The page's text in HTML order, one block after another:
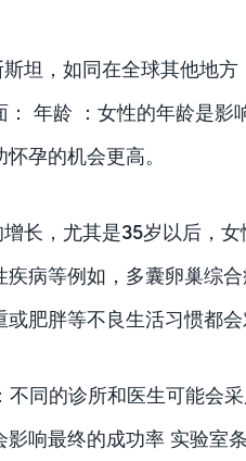
坦，如同在全球其他地
： 年龄 ：女性的年龄是
孕的机会更高。
长，尤其是35岁以后，
疾病等例如，多囊卵巢综
肥胖等不良生活习惯都
不同的诊所和医生可能会
影响最终的成功率 实验室